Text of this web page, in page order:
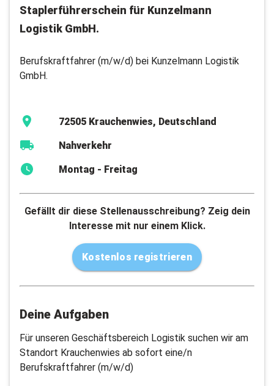
Staplerführerschein für Kunzelmann
Logistik GmbH.
Berufskraftfahrer (m/w/d) bei Kunzelmann Logistik
GmbH.
72505 Krauchenwies, Deutschland
Nahverkehr
Montag - Freitag
Gefällt dir diese Stellenausschreibung? Zeig dein
Interesse mit nur einem Klick.
Kostenlos registrieren
Deine Aufgaben
Für unseren Geschäftsbereich Logistik suchen wir am
Standort Krauchenwies ab sofort eine/n
Berufskraftfahrer (m/w/d)